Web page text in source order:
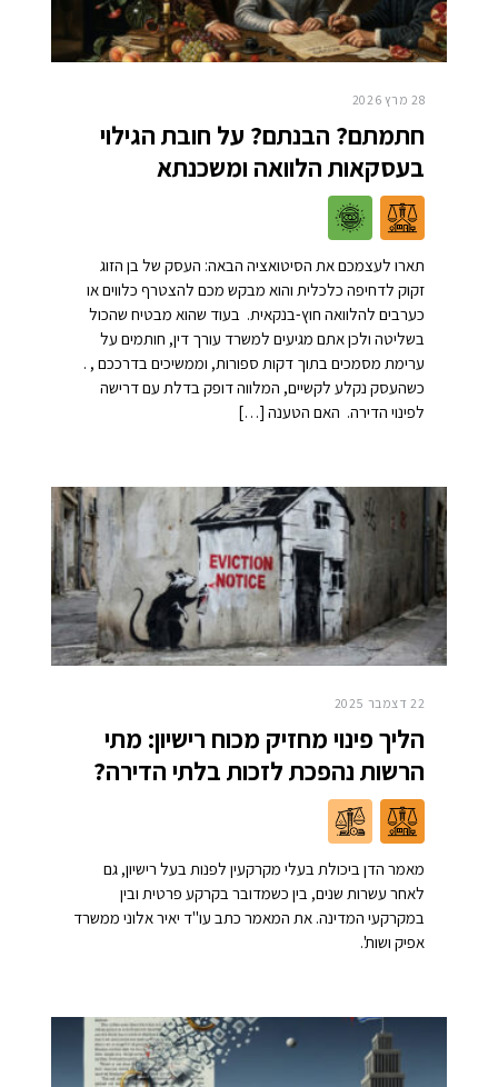
28 מרץ 2026
חתמתם? הבנתם? על חובת הגילוי
בעסקאות הלוואה ומשכנתא
תארו לעצמכם את הסיטואציה הבאה: העסק של בן הזוג
זקוק לדחיפה כלכלית והוא מבקש מכם להצטרף כלווים או
כערבים להלוואה חוץ-בנקאית. בעוד שהוא מבטיח שהכול
בשליטה ולכן אתם מגיעים למשרד עורך דין, חותמים על
ערימת מסמכים בתוך דקות ספורות, וממשיכים בדרככם , .
כשהעסק נקלע לקשיים, המלווה דופק בדלת עם דרישה
לפינוי הדירה. האם הטענה […]
22 דצמבר 2025
הליך פינוי מחזיק מכוח רישיון: מתי
הרשות נהפכת לזכות בלתי הדירה?
מאמר הדן ביכולת בעלי מקרקעין לפנות בעל רישיון, גם
לאחר עשרות שנים, בין כשמדובר בקרקע פרטית ובין
במקרקעי המדינה. את המאמר כתב עו"ד יאיר אלוני ממשרד
אפיק ושות'.